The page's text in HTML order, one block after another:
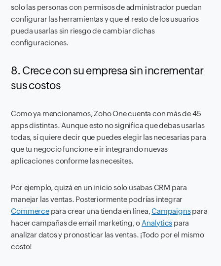
solo las personas con permisos de administrador puedan
configurar las herramientas y que el resto de los usuarios
pueda usarlas sin riesgo de cambiar dichas
configuraciones.
8. Crece con su empresa sin incrementar
sus costos
Como ya mencionamos, Zoho One cuenta con más de 45
apps distintas. Aunque esto no significa que debas usarlas
todas, sí quiere decir que puedes elegir las necesarias para
que tu negocio funcione e ir integrando nuevas
aplicaciones conforme las necesites.
Por ejemplo, quizá en un inicio solo usabas CRM para
manejar las ventas. Posteriormente podrías integrar
Commercepara crear una tienda en línea,Campaignspara
hacer campañas de email marketing, o Analytics para
analizar datos y pronosticar las ventas. ¡Todo por el mismo
costo!